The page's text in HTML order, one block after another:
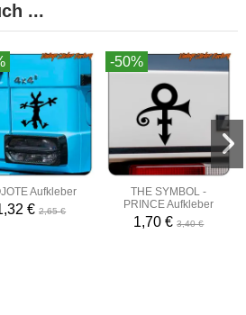
...
Aufkleber
€2,65 €
-50%
THE SYMBOL -
PRINCE Aufkleber
1,70 €3,40 €